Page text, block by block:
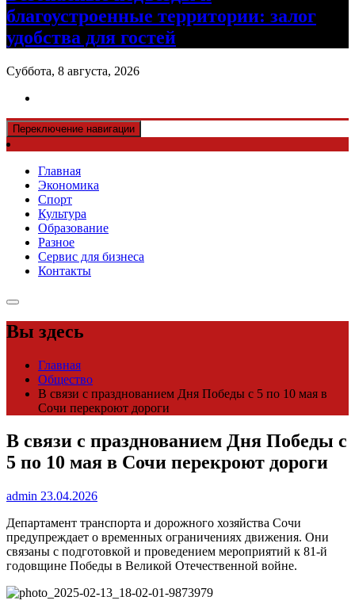
благоустроенные территории: залог
удобства для гостей
Суббота, 8 августа, 2026
Переключение навигации
Главная
Экономика
Спорт
Культура
Образование
Разное
Сервис для бизнеса
Контакты
Вы здесь
Главная
Общество
В связи с празднованием Дня Победы с 5 по 10 мая в
Сочи перекроют дороги
В связи с празднованием Дня Победы с
5 по 10 мая в Сочи перекроют дороги
admin 23.04.2026
Департамент транспорта и дорожного хозяйства Сочи
предупреждает о временных ограничениях движения. Они
связаны с подготовкой и проведением мероприятий к 81-й
годовщине Победы в Великой Отечественной войне.